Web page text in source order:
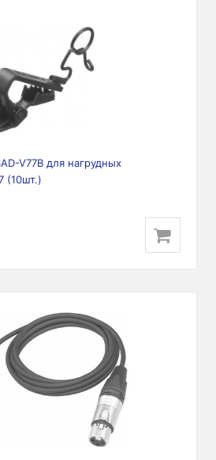
V77B для нагрудных
(10шт.)